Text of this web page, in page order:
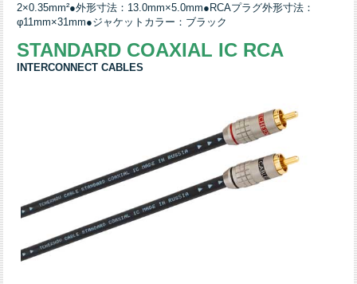
2×0.35mm²●外形寸法：13.0mm×5.0mm●RCAプラグ外形寸法：
φ11mm×31mm●ジャケットカラー：ブラック
STANDARD COAXIAL IC RCA
INTERCONNECT CABLES